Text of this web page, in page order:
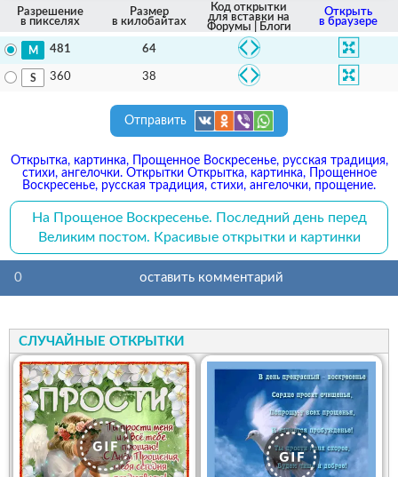
Разрешение
в пикселях
Размер
в килобайтах
Код открытки
для вставки на
Форумы | Блоги
Открыть
в браузере
481 64
360 38
Отправить
Открытка, картинка, Прощенное Воскресенье, русская традиция,
стихи, ангелочки. Открытки Открытка, картинка, Прощенное
Воскресенье, русская традиция, стихи, ангелочки, прощение.
На Прощеное Воскресенье. Последний день перед
Великим постом. Красивые открытки и картинки
0 оставить комментарий
СЛУЧАЙНЫЕ ОТКРЫТКИ